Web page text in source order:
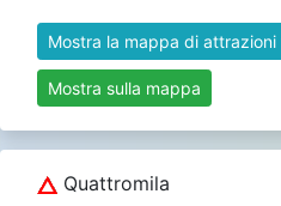
Mostra la mappa di
Mostra sulla mappa
Quattromila